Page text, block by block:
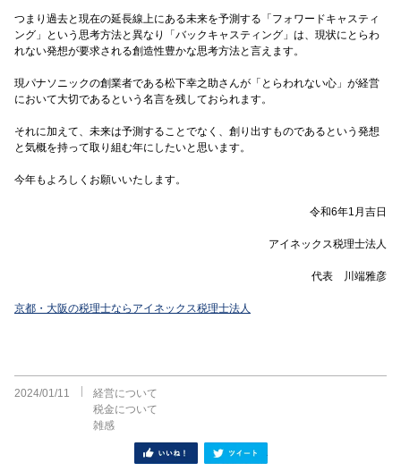
つまり過去と現在の延長線上にある未来を予測する「フォワードキャスティ
ング」という思考方法と異なり「バックキャスティング」は、現状にとらわ
れない発想が要求される創造性豊かな思考方法と言えます。
現パナソニックの創業者である松下幸之助さんが「とらわれない心」が経営
において大切であるという名言を残しておられます。
それに加えて、未来は予測することでなく、創り出すものであるという発想
と気概を持って取り組む年にしたいと思います。
今年もよろしくお願いいたします。
令和6年1月吉日
アイネックス税理士法人
代表 川端雅彦
京都・大阪の税理士ならアイネックス税理士法人
2024/01/11
経営について
税金について
雑感
シェア